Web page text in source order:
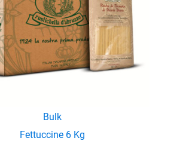
Bulk
Fettuccine 6 Kg